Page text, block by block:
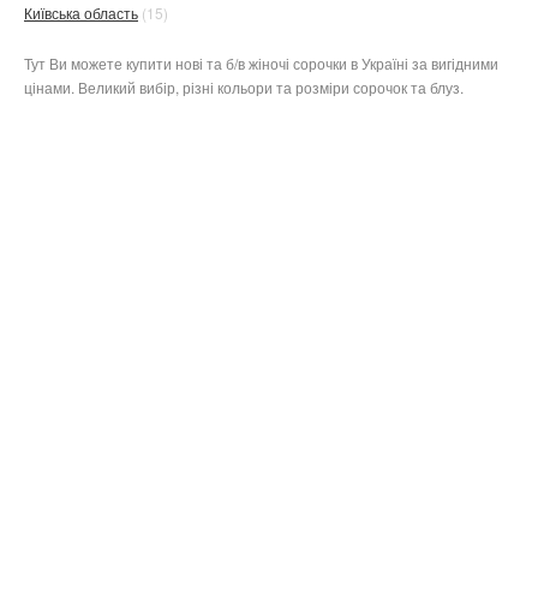
Київська область (15)
Тут Ви можете купити нові та б/в жіночі сорочки в Україні за вигідними
цінами. Великий вибір, різні кольори та розміри сорочок та блуз.